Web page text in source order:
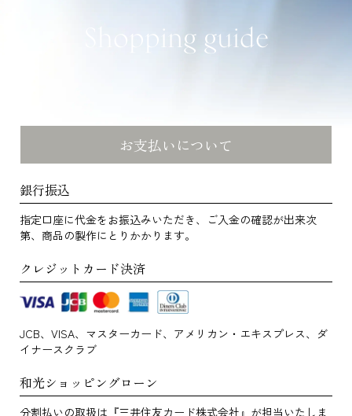
Shopping guide
お支払いについて
銀行振込
指定口座に代金をお振込みいただき、ご入金の確認が出来次
第、商品の製作にとりかかります。
クレジットカード決済
JCB、VISA、マスターカード、アメリカン・エキスプレス、ダ
イナースクラブ
和光ショッピングローン
分割払いの取扱は『三井住友カード株式会社』が担当いたしま